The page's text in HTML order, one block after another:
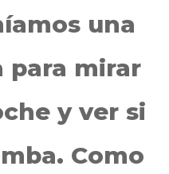
una
para mirar
y ver si
Como